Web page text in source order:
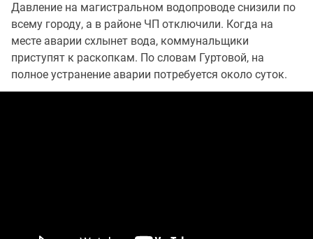
Давление на магистральном водопроводе снизили по
всему городу, а в районе ЧП отключили. Когда на
месте аварии схлынет вода, коммунальщики
приступят к раскопкам. По словам Гуртовой, на
полное устранение аварии потребуется около суток.